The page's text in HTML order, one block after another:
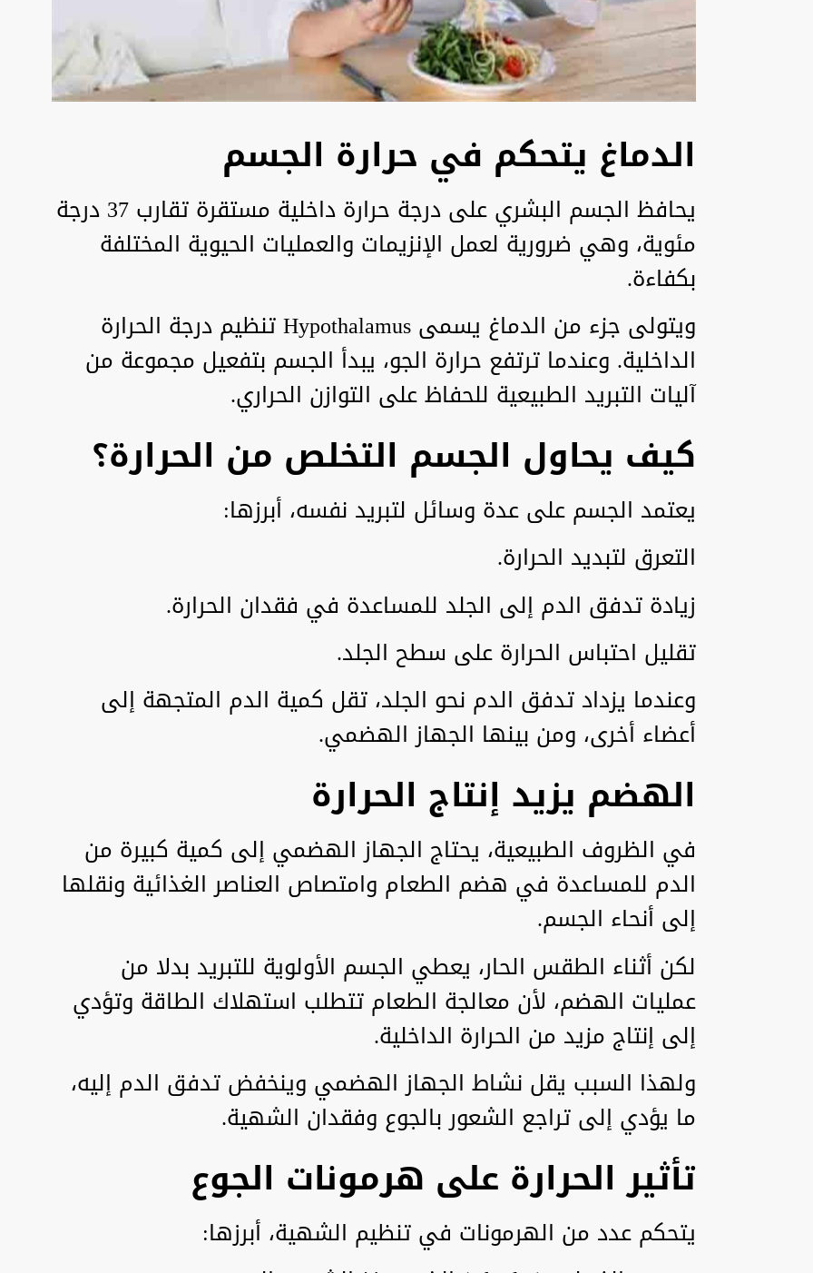
الدماغ يتحكم في حرارة الجسم
يحافظ الجسم البشري على درجة حرارة داخلية مستقرة تقارب 37 درجة
مئوية، وهي ضرورية لعمل الإنزيمات والعمليات الحيوية المختلفة
بكفاءة.
ويتولى جزء من الدماغ يسمى Hypothalamus تنظيم درجة الحرارة
الداخلية. وعندما ترتفع حرارة الجو، يبدأ الجسم بتفعيل مجموعة من
آليات التبريد الطبيعية للحفاظ على التوازن الحراري.
كيف يحاول الجسم التخلص من الحرارة؟
يعتمد الجسم على عدة وسائل لتبريد نفسه، أبرزها:
التعرق لتبديد الحرارة.
زيادة تدفق الدم إلى الجلد للمساعدة في فقدان الحرارة.
تقليل احتباس الحرارة على سطح الجلد.
وعندما يزداد تدفق الدم نحو الجلد، تقل كمية الدم المتجهة إلى
أعضاء أخرى، ومن بينها الجهاز الهضمي.
الهضم يزيد إنتاج الحرارة
في الظروف الطبيعية، يحتاج الجهاز الهضمي إلى كمية كبيرة من
الدم للمساعدة في هضم الطعام وامتصاص العناصر الغذائية ونقلها
إلى أنحاء الجسم.
لكن أثناء الطقس الحار، يعطي الجسم الأولوية للتبريد بدلا من
عمليات الهضم، لأن معالجة الطعام تتطلب استهلاك الطاقة وتؤدي
إلى إنتاج مزيد من الحرارة الداخلية.
ولهذا السبب يقل نشاط الجهاز الهضمي وينخفض تدفق الدم إليه،
ما يؤدي إلى تراجع الشعور بالجوع وفقدان الشهية.
تأثير الحرارة على هرمونات الجوع
يتحكم عدد من الهرمونات في تنظيم الشهية، أبرزها: